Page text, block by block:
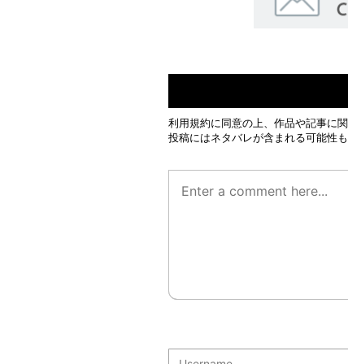
利用規約に同意の上、作品や記事に
投稿にはネタバレが含まれる可能性